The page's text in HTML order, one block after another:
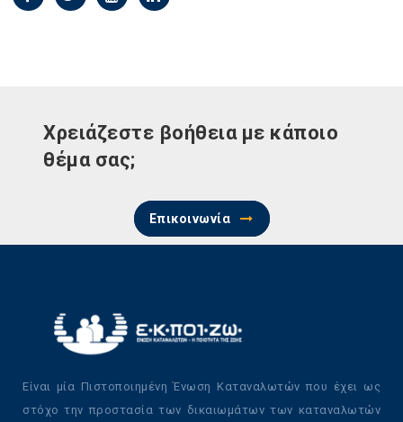
Χρειάζεστε βοήθεια με κάποιο
θέμα σας;
Επικοινωνία
Είναι μία Πιστοποιημένη Ένωση Καταναλωτών που έχει ως
στόχο την προστασία των δικαιωμάτων των καταναλωτών